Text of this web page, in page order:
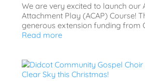
We are very excited to launch our
Attachment Play (ACAP) Course!
generous extension funding from
Read more